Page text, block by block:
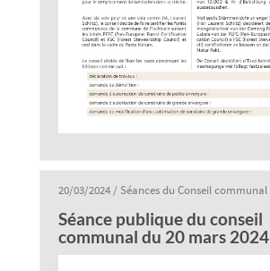
20/03/2024/ Séances du Conseil communal
Séance publique du conseil
communal du 20 mars 2024